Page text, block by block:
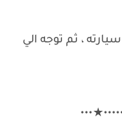
، ثم توجه الي